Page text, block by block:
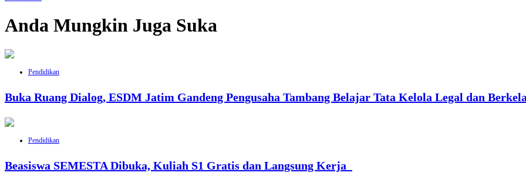
Anda Mungkin Juga Suka
Pendidikan
Buka Ruang Dialog, ESDM Jatim Gandeng Pengusaha Tambang Belajar Tata Kelola Legal dan
Pendidikan
Beasiswa SEMESTA Dibuka, Kuliah S1 Gratis dan Langsung Kerja